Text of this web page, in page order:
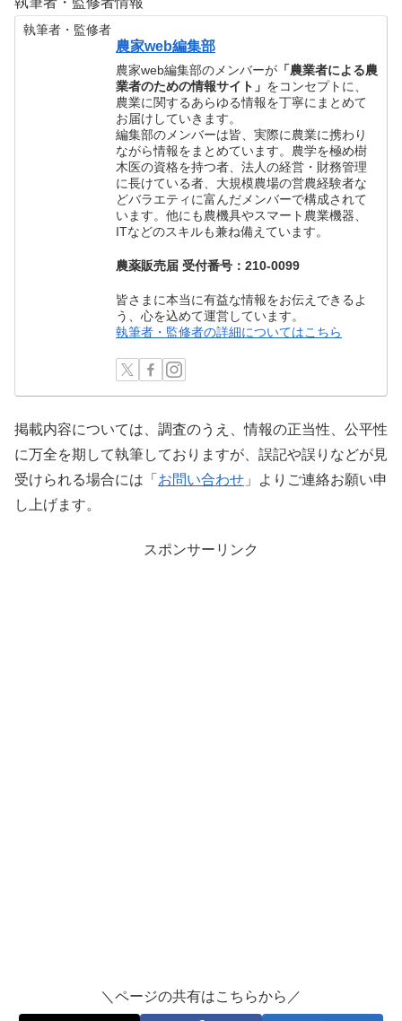
執筆者・監修者
農家web編集部
農家web編集部のメンバーが 「農業者による農
業者のための情報サイト」 をコンセプトに、
農業に関するあらゆる情報を丁寧にまとめて
お届けしていきます。
編集部のメンバーは皆、実際に農業に携わり
ながら情報をまとめています。農学を極め樹
木医の資格を持つ者、法人の経営・財務管理
に長けている者、大規模農場の営農経験者な
どバラエティに富んだメンバーで構成されて
います。他にも農機具やスマート農業機器、
ITなどのスキルも兼ね備えています。
農薬販売届 受付番号：210-0099
皆さまに本当に有益な情報をお伝えできるよ
う、心を込めて運営しています。
執筆者・監修者の詳細についてはこちら
掲載内容については、調査のうえ、情報の正当性、公平性
に万全を期して執筆しておりますが、誤記や誤りなどが見
受けられる場合には「 お問い合わせ 」よりご連絡お願い申
し上げます。
スポンサーリンク
＼ページの共有はこちらから／